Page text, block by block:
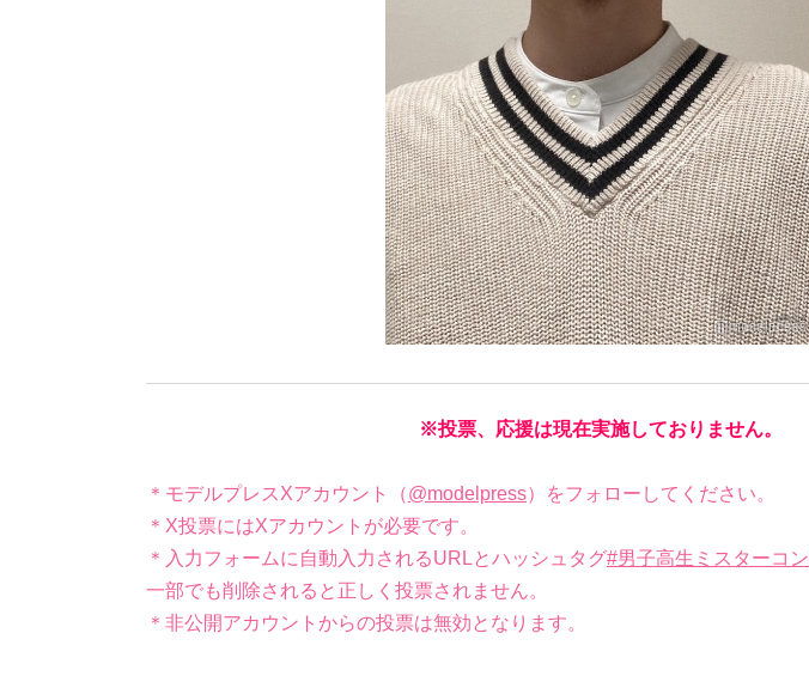
※投票、応援は現在実施しておりません。
＊モデルプレスXアカウント（@modelpress）をフォローしてください。
＊X投票にはXアカウントが必要です。
＊入力フォームに自動入力されるURLとハッシュタグ#男子高生ミスターコン
一部でも削除されると正しく投票されません。
＊非公開アカウントからの投票は無効となります。